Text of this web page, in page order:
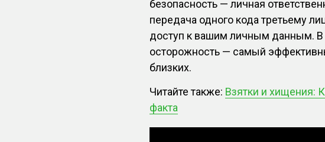
безопасность — личная
передача одного кода третьему
доступ к вашим личным данным. В
осторожность — самый
близких.
Читайте также: Взятки и хищения:
факта